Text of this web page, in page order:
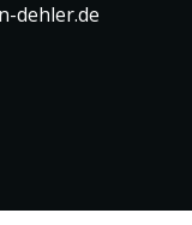
dehler.de